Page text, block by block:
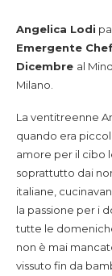
Angelica Lodi
Emergente
Dicembre al
Milano.
La ventitreenne
quando era
amore per il cibo
soprattutto dai
italiane,
la passione per i
tutte le
non è mai
vissuto fin da